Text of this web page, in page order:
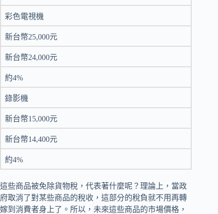
彩色電視機
新台幣25,000元
新台幣24,000元
約4%
錄影機
新台幣15,000元
新台幣14,400元
約4%
這些商品被免除貨物稅，代表著什麼呢？理論上，當政
府取消了對某些商品的稅收，這部分的稅負就不用再轉
嫁到消費者身上了。所以，未來這些商品的市場價格，